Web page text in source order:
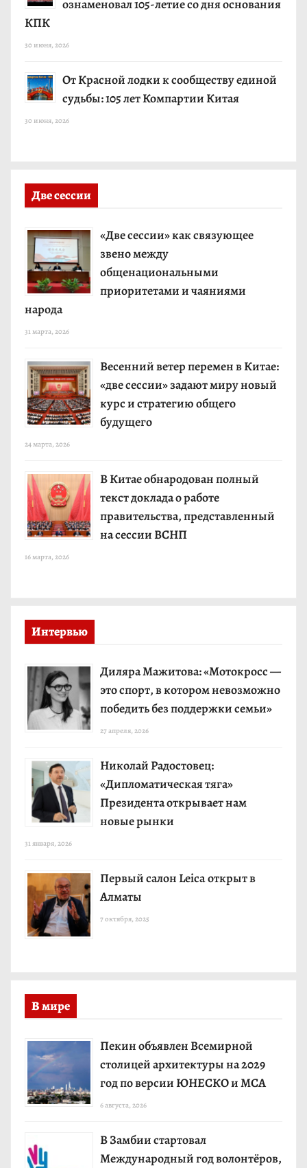
ознаменовал 105-летие со дня основания
КПК
30 июня, 2026
От Красной лодки к сообществу единой
судьбы: 105 лет Компартии Китая
30 июня, 2026
Две сессии
«Две сессии» как связующее
звено между
общенациональными
приоритетами и чаяниями
народа
31 марта, 2026
Весенний ветер перемен в Китае:
«две сессии» задают миру новый
курс и стратегию общего
будущего
24 марта, 2026
В Китае обнародован полный
текст доклада о работе
правительства, представленный
на сессии ВСНП
16 марта, 2026
Интервью
Диляра Мажитова: «Мотокросс —
это спорт, в котором невозможно
победить без поддержки семьи»
27 апреля, 2026
Николай Радостовец:
«Дипломатическая тяга»
Президента открывает нам
новые рынки
31 января, 2026
Первый салон Leica открыт в
Алматы
7 октября, 2025
В мире
Пекин объявлен Всемирной
столицей архитектуры на 2029
год по версии ЮНЕСКО и МСА
6 августа, 2026
В Замбии стартовал
Международный год волонтёров,